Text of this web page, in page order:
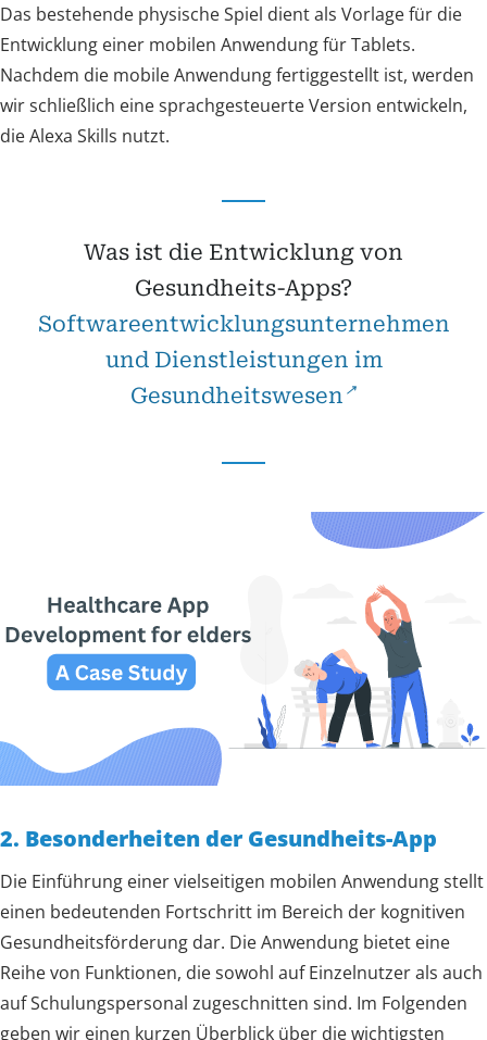
Das bestehende physische Spiel dient als Vorlage für die
Entwicklung einer mobilen Anwendung für Tablets.
Nachdem die mobile Anwendung fertiggestellt ist, werden
wir schließlich eine sprachgesteuerte Version entwickeln,
die Alexa Skills nutzt.
Was ist die Entwicklung von
Gesundheits-Apps?
Softwareentwicklungsunternehmen
und Dienstleistungen im
Gesundheitswesen
2. Besonderheiten der Gesundheits-App
Die Einführung einer vielseitigen mobilen Anwendung stellt
einen bedeutenden Fortschritt im Bereich der kognitiven
Gesundheitsförderung dar. Die Anwendung bietet eine
Reihe von Funktionen, die sowohl auf Einzelnutzer als auch
auf Schulungspersonal zugeschnitten sind. Im Folgenden
geben wir einen kurzen Überblick über die wichtigsten